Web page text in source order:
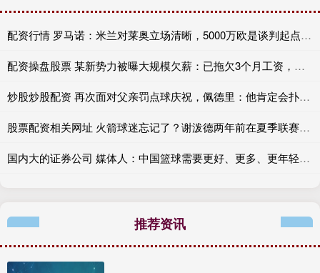
配资行情 罗马诺：米兰对莱奥立场清晰，5000万欧是谈判起点且必须永久转会
配资操盘股票 某新势力被曝大规模欠薪：已拖欠3个月工资，去年年终奖也没发！
炒股炒股配资 再次面对父亲罚点球庆祝，佩德里：他肯定会扑出来的，和往常一样
股票配资相关网址 火箭球迷忘记了？谢泼德两年前在夏季联赛中的表现完全不输桑顿？
国内大的证券公司 媒体人：中国篮球需要更好、更多、更年轻、有国际化视野的教练
推荐资讯